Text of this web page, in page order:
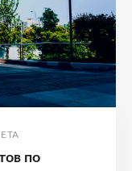
по